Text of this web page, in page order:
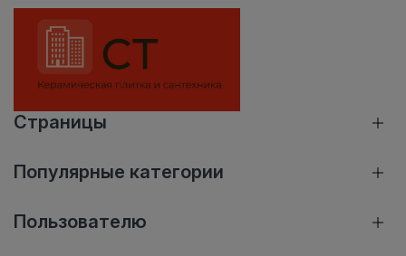
Страницы
Популярные категории
Пользователю